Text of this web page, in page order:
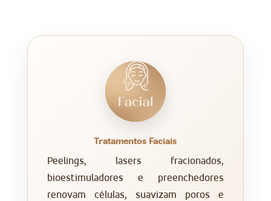
Tratamentos Faciais
Peelings, lasers fracionados,
bioestimuladores e preenchedores
renovam células, suavizam poros e